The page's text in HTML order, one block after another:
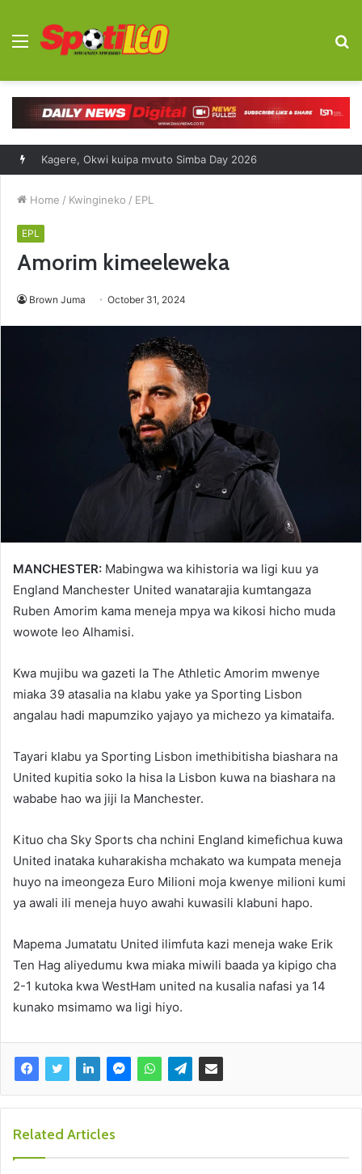
Menu
Baada ya vigogo, Kyombo atafuta ufufuo Polisi
Home / Kwingineko / EPL
EPL
Amorim kimeeleweka
Brown Juma October 31, 2024
MANCHESTER: Mabingwa wa kihistoria wa ligi kuu ya
England Manchester United wanatarajia kumtangaza
Ruben Amorim kama meneja mpya wa kikosi hicho muda
wowote leo Alhamisi.
Kwa mujibu wa gazeti la The Athletic Amorim mwenye
miaka 39 atasalia na klabu yake ya Sporting Lisbon
angalau hadi mapumziko yajayo ya michezo ya kimataifa.
Tayari klabu ya Sporting Lisbon imethibitisha biashara na
United kupitia soko la hisa la Lisbon kuwa na biashara na
wababe hao wa jiji la Manchester.
Kituo cha Sky Sports cha nchini England kimefichua kuwa
United inataka kuharakisha mchakato wa kumpata meneja
huyo na imeongeza Euro Milioni moja kwenye milioni kumi
ya awali ili meneja huyo awahi kuwasili klabuni hapo.
Mapema Jumatatu United ilimfuta kazi meneja wake Erik
Ten Hag aliyedumu kwa miaka miwili baada ya kipigo cha
2-1 kutoka kwa WestHam united na kusalia nafasi ya 14
kunako msimamo wa ligi hiyo.
Related Articles